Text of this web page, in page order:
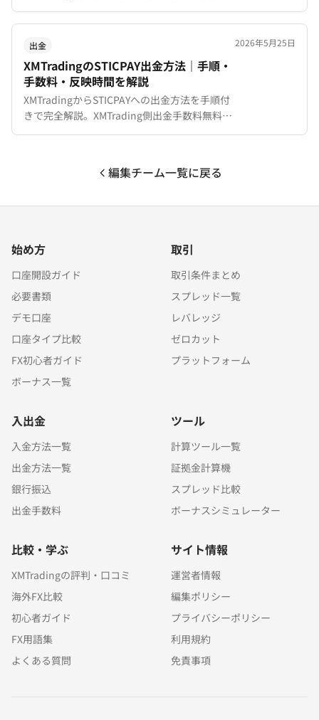
の中継手数料を40万円以上で無料にする方法、
最もコストが低い出金方法を解説。
出金
XMTradingのSTICPAY出金方法｜手順・
手数料・反映時間を解説
XMTradingからSTICPAYへの出金方法を手順付
きで完全解説。XMTrading側出金手数料無料、
24時間以内の処理時間、最低出金額500円、出
2026年5月25日
編集チーム一覧に戻る
始め方
口座開設ガイド
必要書類
デモ口座
口座タイプ比較
FX初心者ガイド
ボーナス一覧
取引
取引条件まとめ
スプレッド一覧
レバレッジ
ゼロカット
プラットフォーム
入出金
入金方法一覧
出金方法一覧
銀行振込
出金手数料
ツール
計算ツール一覧
証拠金計算機
スプレッド比較
ボーナスシミュレーター
比較・学ぶ
XMTradingの評判・口コミ
海外FX比較
初心者ガイド
FX用語集
よくある質問
サイト情報
運営者情報
編集ポリシー
プライバシーポリシー
利用規約
免責事項